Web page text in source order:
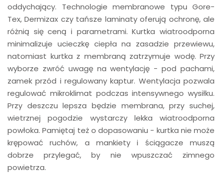
oddychający. Technologie membranowe typu Gore-
Tex, Dermizax czy tańsze laminaty oferują ochronę, ale
różnią się ceną i parametrami. Kurtka wiatroodporna
minimalizuje ucieczkę ciepła na zasadzie przewiewu,
natomiast kurtka z membraną zatrzymuje wodę. Przy
wyborze zwróć uwagę na wentylację - pod pachami,
zamek przód i regulowany kaptur. Wentylacja pozwala
regulować mikroklimat podczas intensywnego wysiłku.
Przy deszczu lepsza będzie membrana, przy suchej,
wietrznej pogodzie wystarczy lekka wiatroodporna
powłoka. Pamiętaj też o dopasowaniu - kurtka nie może
krępować ruchów, a mankiety i ściągacze muszą
dobrze przylegać, by nie wpuszczać zimnego
powietrza.